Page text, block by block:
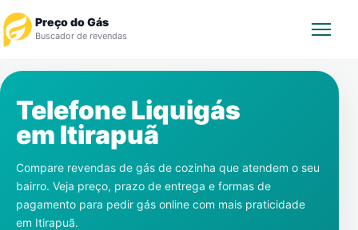
Preço do Gás
Buscador de revendas
Revendedor
Notícias
Cadastre-se
Telefone Liquigás
em Itirapuã
Compare revendas de gás de cozinha que atendem o seu
bairro. Veja preço, prazo de entrega e formas de
pagamento para pedir gás online com mais praticidade
em Itirapuã.